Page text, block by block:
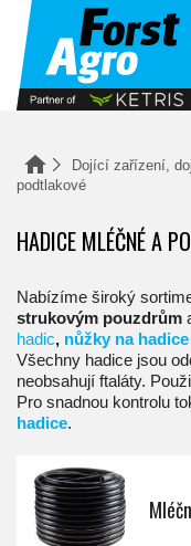
Dojící zařízení,
podtlakové
HADICE MLÉČNÉ A
Nabízíme široký
strukovým pouzdrům
hadic, nůžky na hadice
Všechny hadice jsou
neobsahují ftaláty.
Pro snadnou kontrolu
hadice.